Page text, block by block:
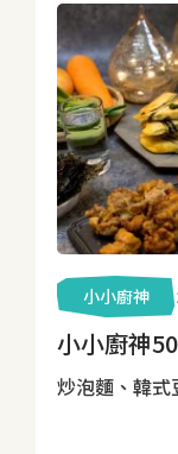
小小廚神
小小廚神
炒泡麵、韓式